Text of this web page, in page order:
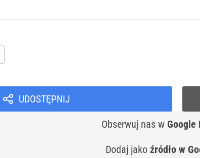
UDOSTĘPNIJ
Obserwuj nas w Google
Dodaj jako źródło w